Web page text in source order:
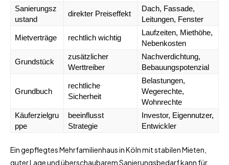
Sanierungsz
ustand
direkter Preiseffekt
Dach, Fassade,
Leitungen, Fenster
Mietverträge rechtlich wichtig
Laufzeiten, Miethöhe,
Nebenkosten
Grundstück
zusätzlicher
Werttreiber
Nachverdichtung,
Bebauungspotenzial
Grundbuch
rechtliche
Sicherheit
Belastungen,
Wegerechte,
Wohnrechte
Käuferzielgru
ppe
beeinflusst
Strategie
Investor, Eigennutzer,
Entwickler
Ein gepflegtes Mehrfamilienhaus in Köln mit stabilen Mieten,
guter Lage und überschaubarem Sanierungsbedarf kann für